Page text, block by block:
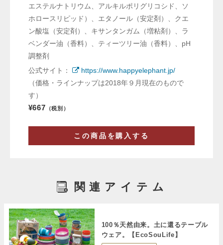
エステルナトリウム、アルキルポリグリコシド、ソ
ホロースリピッド）、エタノール（安定剤）、クエ
ン酸塩（安定剤）、キサンタンガム（増粘剤）、ラ
ベンダー油（香料）、ティーツリー油（香料）、pH
調整剤
公式サイト：
https://www.happyelephant.jp/
（価格・ラインナップは2018年９月現在のもので
す）
¥667 （税別）
この商品を購入する
関連アイテム
100％天然由来。土に還るテーブル
ウェア。【EcoSouLife】